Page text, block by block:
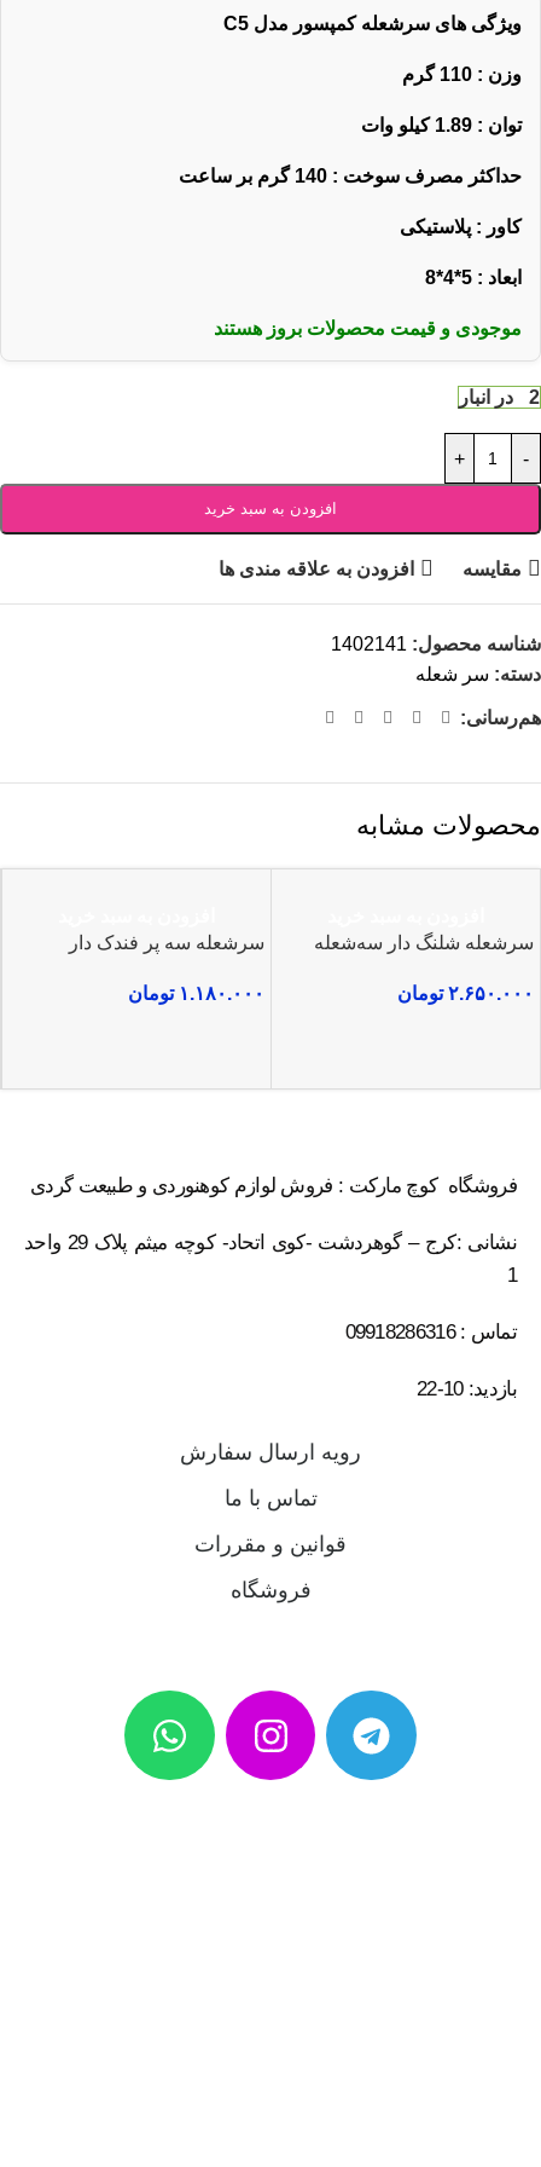
ویژگی های سرشعله کمپسور مدل
وزن : 110 گرم
توان : 1.89 کیلو وات
حداکثر مصرف سوخت : 140 گرم بر ساعت
کاور : پلاستیکی
ابعاد : 5*4*8
موجودی و قیمت محصولات بروز هستند
2 در انبار
-
+
افزودن به سبد خرید
مقایسه افزودن به علاقه مندی ها
شناسه محصول: 1402141
دسته: سر شعله
هم‌رسانی:
محصولات مشابه
سرشعله شلنگ دار سه‌شعله
۲.۶۵۰.۰۰۰ تومان
سرشعله سه پر فندک دار
۱.۱۸۰.۰۰۰ تومان
فروشگاه کوچ مارکت : فروش لوازم کوهنوردی و طبیعت گردی
نشانی :کرج – گوهردشت -کوی اتحاد- کوچه میثم پلاک 29 واحد
1
تماس : 09918286316
بازدید: 10-22
رویه ارسال سفارش
تماس با ما
قوانین و مقررات
فروشگاه